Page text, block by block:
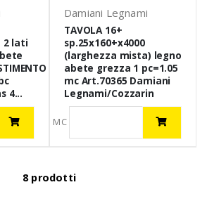
2 lati
4...
Damiani Legnami
TAVOLA 16+
sp.25x160+x4000
(larghezza mista) legno
abete grezza 1 pc=1.05
mc Art.70365 Damiani
Legnami/Cozzarin
MC
8 prodotti